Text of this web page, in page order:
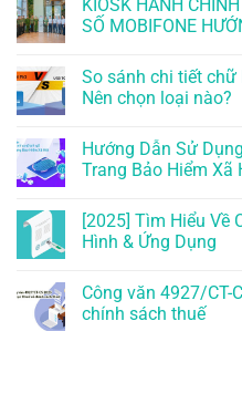
KIOSK HÀNH
SỐ MOBIFONE
So sánh chi tiết chữ
Nên chọn loại nào?
Hướng Dẫn Sử
Trang Bảo Hiểm Xã
[2025] Tìm Hiểu Về
Hình & Ứng Dụng
Công văn 4927/CT-
chính sách thuế